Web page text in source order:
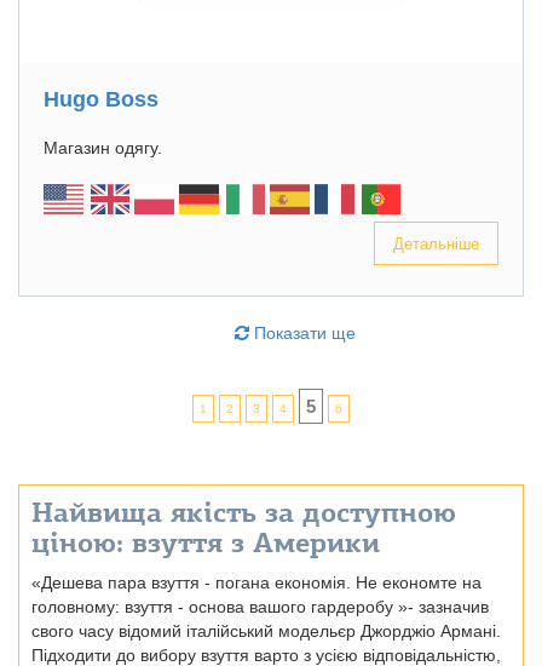
Hugo Boss
Магазин одягу.
Детальніше
Показати ще
1 2 3 4 5 6
Найвища якість за доступною
ціною: взуття з Америки
«Дешева пара взуття - погана економія. Не економте на
головному: взуття - основа вашого гардеробу »- зазначив
свого часу відомий італійський модельєр Джорджіо Армані.
Підходити до вибору взуття варто з усією відповідальністю,